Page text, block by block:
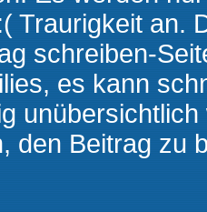
Traurigkeit an.
schreiben-
es kann
den Beitrag zu